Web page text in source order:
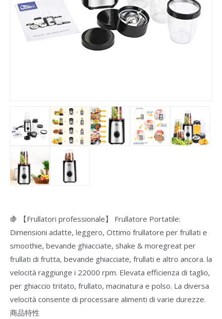
🍇 【Frullatori professionale】 Frullatore Portatile:
Dimensioni adatte, leggero, Ottimo frullatore per frullati e
smoothie, bevande ghiacciate, shake & moregreat per
frullati di frutta, bevande ghiacciate, frullati e altro ancora. la
velocità raggiunge i 22000 rpm. Elevata efficienza di taglio,
per ghiaccio tritato, frullato, macinatura e polso. La diversa
velocità consente di processare alimenti di varie durezze.
商品特性